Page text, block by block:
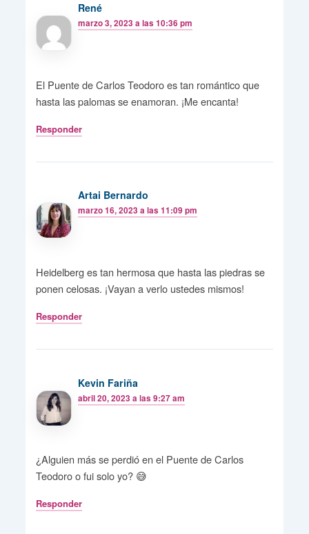
René
marzo 3, 2023 a las 10:36 pm
El Puente de Carlos Teodoro es tan romántico que
hasta las palomas se enamoran. ¡Me encanta!
Responder
Artai Bernardo
marzo 16, 2023 a las 11:09 pm
Heidelberg es tan hermosa que hasta las piedras se
ponen celosas. ¡Vayan a verlo ustedes mismos!
Responder
Kevin Fariña
abril 20, 2023 a las 9:27 am
¿Alguien más se perdió en el Puente de Carlos
Teodoro o fui solo yo? 😅
Responder